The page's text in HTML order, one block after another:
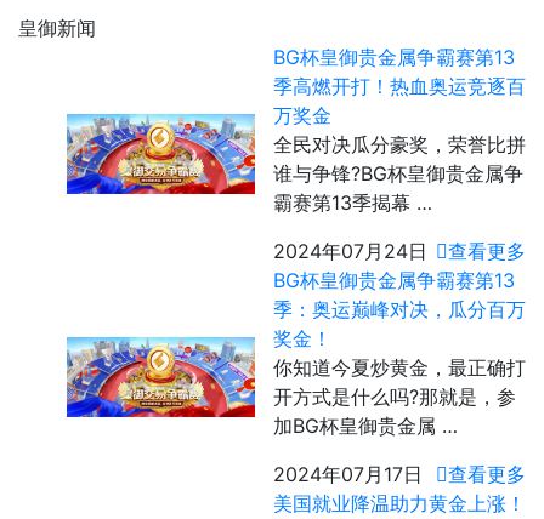
皇御新闻
BG杯皇御贵金属争霸赛第13
季高燃开打！热血奥运竞逐百
万奖金
全民对决瓜分豪奖，荣誉比拼
谁与争锋?BG杯皇御贵金属争
霸赛第13季揭幕 …
2024年07月24日
查看更多
BG杯皇御贵金属争霸赛第13
季：奥运巅峰对决，瓜分百万
奖金！
你知道今夏炒黄金，最正确打
开方式是什么吗?那就是，参
加BG杯皇御贵金属 …
2024年07月17日
查看更多
美国就业降温助力黄金上涨！